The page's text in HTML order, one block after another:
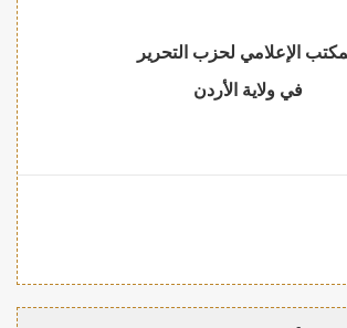
الإعلامي لحزب التحرير
في ولاية الأردن